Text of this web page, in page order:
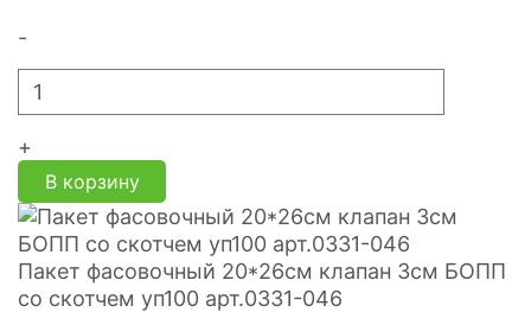
-
+
В корзину
Пакет фасовочный 20*26см клапан 3см БОПП
со скотчем уп100 арт.0331-046